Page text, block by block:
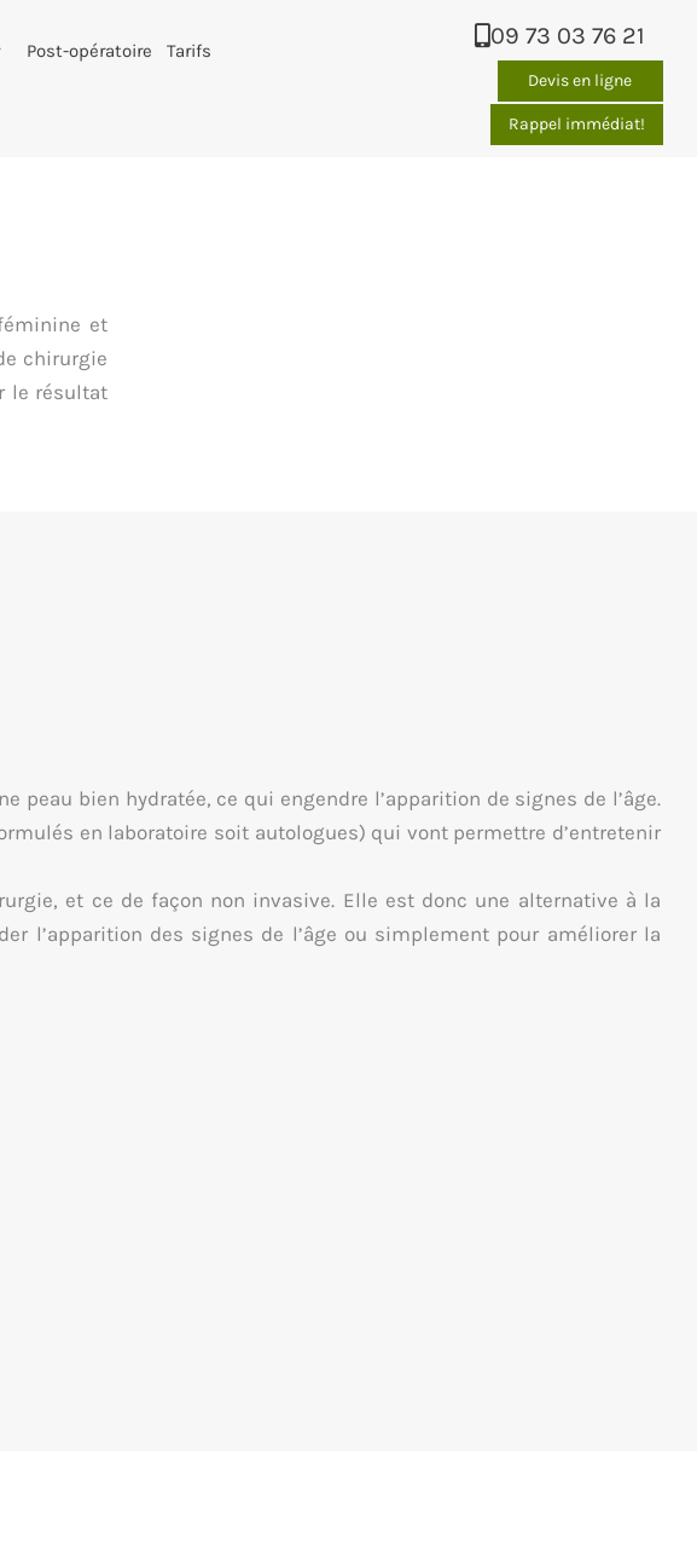
Post-opératoire
Tarifs
09 73 03 76 21
Devis en ligne
Rappel immédiat!
et
chirurgie
le résultat
bien hydratée, ce qui engendre l’apparition de signes de l’âge.
en laboratoire soit autologues) qui vont permettre d’entretenir
et ce de façon non invasive. Elle est donc une alternative à la
l’apparition des signes de l’âge ou simplement pour améliorer la